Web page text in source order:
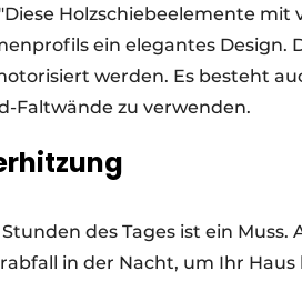
Holzschiebeelemente mit
ein elegantes Design.
werden. Es besteht
Faltwände zu verwenden.
des Tages ist ein Muss.
in der Nacht, um Ihr Haus